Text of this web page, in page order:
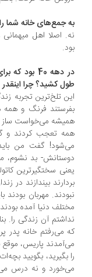
جمع‌های خانه شما راه پیدا
اصلا اهل میهمانی و
در دهه 40 بود که
کشید؟ چرا اینقدر زود
تلخ‌ترین تجربه زندگی
فرنگ و همه هم
می‌خواست ساز
تعجب کردند و گفتند
گفت من باید
بد نشوم، من را
سختگیر‌ترین
بیندازند در زندان.
مهربان بودند باید
دنیا آمده بودند.
آن زندگی را.
می‌رفتم خانه پدر پری
پاریس، موقع
بگیرید، بگویید بچه‌ات
و نه درس می‌خواند.